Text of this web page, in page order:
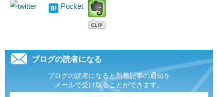
Pocket
ブログの読者になる
ブログの読者になると新着記事の通知を
メールで受け取ることができます。